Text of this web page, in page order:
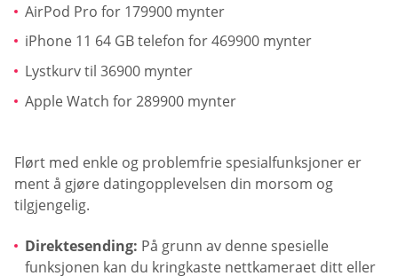
AirPod Pro for 179900 mynter
iPhone 11 64 GB telefon for 469900 mynter
Lystkurv til 36900 mynter
Apple Watch for 289900 mynter
Flørt med enkle og problemfrie spesialfunksjoner er
ment å gjøre datingopplevelsen din morsom og
tilgjengelig.
Direktesending: På grunn av denne spesielle
funksjonen kan du kringkaste nettkameraet ditt eller